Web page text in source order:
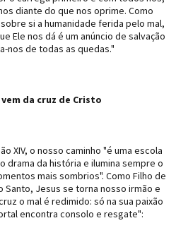
diante do que nos oprime. Como
si a humanidade ferida pelo mal,
Ele nos dá é um anúncio de salvação
nos de todas as quedas."
da cruz de Cristo
XIV, o nosso caminho "é uma escola
drama da história e ilumina sempre o
mais sombrios". Como Filho de
Santo, Jesus se torna nosso irmão e
o mal é redimido: só na sua paixão
encontra consolo e resgate":